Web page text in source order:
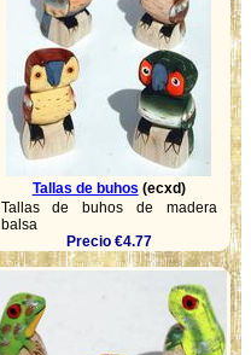
Tallas de buhos (ecxd)
Tallas de buhos de madera
balsa
Precio €4.77